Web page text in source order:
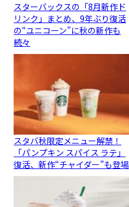
スターバックスの「8月新作ド
リンク」まとめ、9年ぶり復活
の“ユニコーン”に秋の新作も
続々
スタバ秋限定メニュー解禁！
「パンプキン スパイス ラテ」
復活、新作“チャイダー”も登場